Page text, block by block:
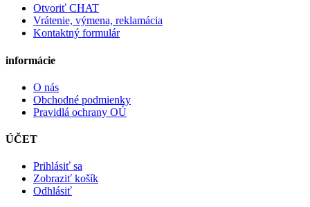
Otvoriť CHAT
Vrátenie, výmena, reklamácia
Kontaktný formulár
informácie
O nás
Obchodné podmienky
Pravidlá ochrany OÚ
ÚČET
Prihlásiť sa
Zobraziť košík
Odhlásiť